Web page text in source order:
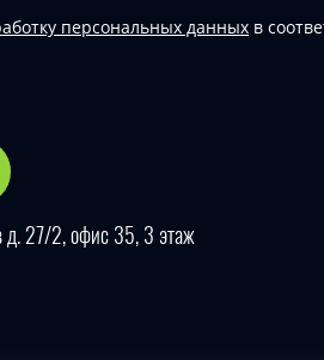
персональных данных в
д. 27/2, офис 35, 3 этаж